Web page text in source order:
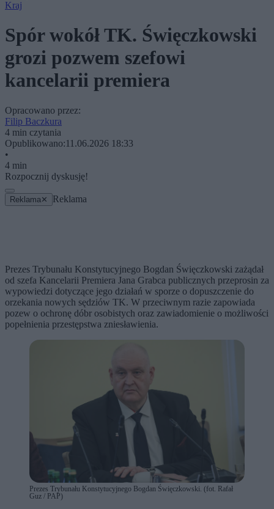
Kraj
Spór wokół TK. Święczkowski
grozi pozwem szefowi
kancelarii premiera
Opracowano przez:
Filip Baczkura
4 min czytania
Opublikowano:11.06.2026 18:33
•
4 min
Rozpocznij dyskusję!
Reklama ✕ Reklama
Prezes Trybunału Konstytucyjnego Bogdan Święczkowski zażądał
od szefa Kancelarii Premiera Jana Grabca publicznych przeprosin za
wypowiedzi dotyczące jego działań w sporze o dopuszczenie do
orzekania nowych sędziów TK. W przeciwnym razie zapowiada
pozew o ochronę dóbr osobistych oraz zawiadomienie o możliwości
popełnienia przestępstwa zniesławienia.
Prezes Trybunału Konstytucyjnego Bogdan Święczkowski. (fot. Rafał
Guz / PAP)